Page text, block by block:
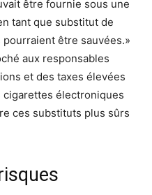
être fournie sous une
tant que substitut de
être sauvées.»
aux responsables
et des taxes élevées
cigarettes électroniques
ces substituts plus sûrs